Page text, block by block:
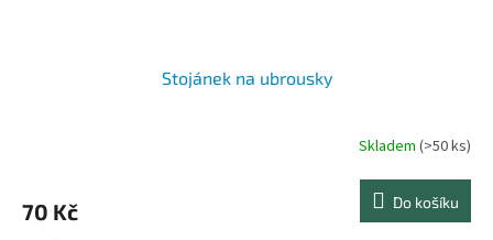
Stojánek na ubrousky
Skladem (>50 ks)
70 Kč Do košíku